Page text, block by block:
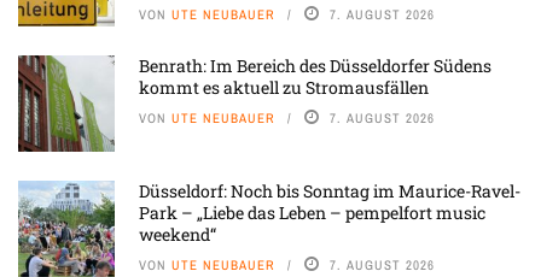
VON UTE NEUBAUER 7. AUGUST 2026
Benrath: Im Bereich des Düsseldorfer Südens
kommt es aktuell zu Stromausfällen
VON UTE NEUBAUER 7. AUGUST 2026
Düsseldorf: Noch bis Sonntag im Maurice-Ravel-
Park – „Liebe das Leben – pempelfort music
weekend“
VON UTE NEUBAUER 7. AUGUST 2026